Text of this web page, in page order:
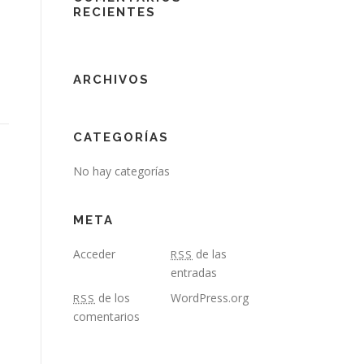
RECIENTES
ARCHIVOS
CATEGORÍAS
No hay categorías
META
Acceder RSS de las
entradas
RSS de los
comentarios
WordPress.org